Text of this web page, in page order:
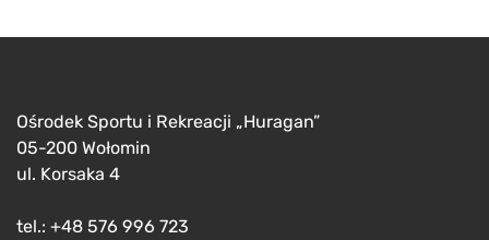
Ośrodek Sportu i Rekreacji „Huragan”
05-200 Wołomin
ul. Korsaka 4
tel.: +48 576 996 723